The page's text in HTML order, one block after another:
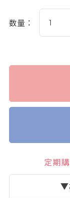
数量：
定期
▼